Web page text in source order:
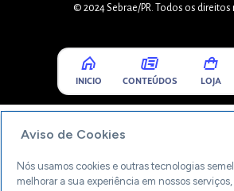
© 2024 Sebrae/PR. Todos os direitos
INICIO CONTEÚDOS LOJA
Aviso de Cookies
Nós usamos cookies e outras tecnologias
melhorar a sua experiência em nossos